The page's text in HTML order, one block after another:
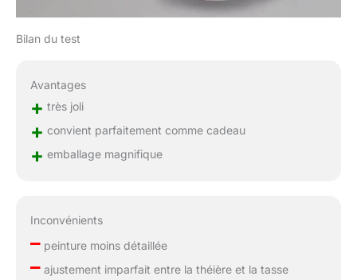
Bilan du test
Avantages
+ très joli
+ convient parfaitement comme cadeau
+ emballage magnifique
Inconvénients
–peinture moins détaillée
–ajustement imparfait entre la théière et la tasse